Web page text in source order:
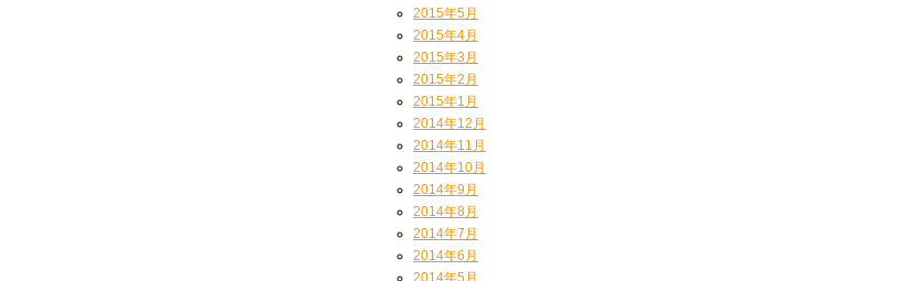
2015年5月
2015年4月
2015年3月
2015年2月
2015年1月
2014年12月
2014年11月
2014年10月
2014年9月
2014年8月
2014年7月
2014年6月
2014年5月